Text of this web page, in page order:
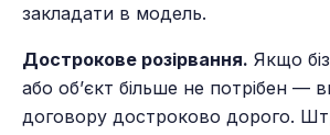
закладати в модель.
Дострокове розірвання. Якщо
або об’єкт більше не потрібен —
договору достроково дорого.